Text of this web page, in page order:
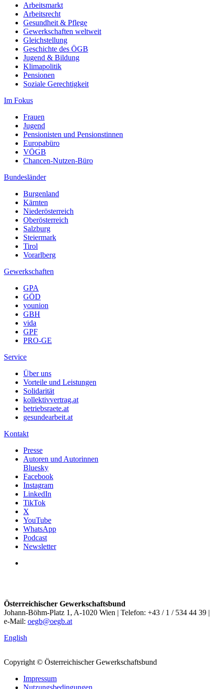
Arbeitsmarkt
Arbeitsrecht
Gesundheit & Pflege
Gewerkschaften weltweit
Gleichstellung
Geschichte des ÖGB
Jugend & Bildung
Klimapolitik
Pensionen
Soziale Gerechtigkeit
Im Fokus
Frauen
Jugend
Pensionisten und Pensionstinnen
Europabüro
VÖGB
Chancen-Nutzen-Büro
Bundesländer
Burgenland
Kärnten
Niederösterreich
Oberösterreich
Salzburg
Steiermark
Tirol
Vorarlberg
Gewerkschaften
GPA
GÖD
younion
GBH
vida
GPF
PRO-GE
Service
Über uns
Vorteile und Leistungen
Solidarität
kollektivvertrag.at
betriebsraete.at
gesundearbeit.at
Kontakt
Presse
Autoren und Autorinnen
Bluesky
Facebook
Instagram
LinkedIn
TikTok
X
YouTube
WhatsApp
Podcast
Newsletter
Österreichischer Gewerkschaftsbund
Johann-Böhm-Platz 1, A-1020 Wien | Telefon: +43 / 1 / 534 44 39 |
e-Mail: oegb@oegb.at
English
Copyright © Österreichischer Gewerkschaftsbund
Impressum
Nutzungsbedingungen